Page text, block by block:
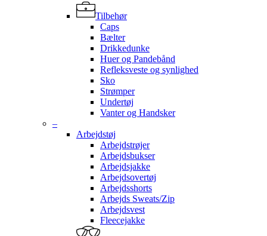
Tilbehør
Caps
Bælter
Drikkedunke
Huer og Pandebånd
Refleksveste og synlighed
Sko
Strømper
Undertøj
Vanter og Handsker
–
Arbejdstøj
Arbejdstrøjer
Arbejdsbukser
Arbejdsjakke
Arbejdsovertøj
Arbejdsshorts
Arbejds Sweats/Zip
Arbejdsvest
Fleecejakke